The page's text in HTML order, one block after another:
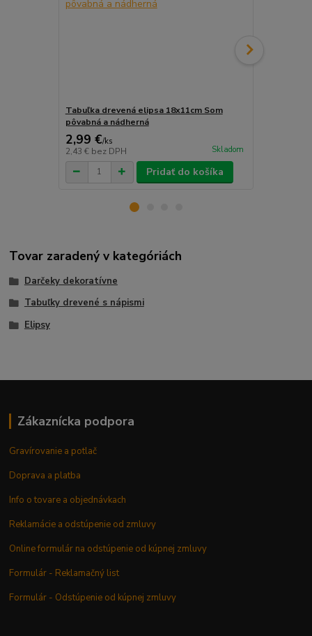
Tabuľka drevená elipsa 18x11cm Som
pôvabná a nádherná
2,99 €/ks
2,43 € bez DPH Skladom
Pridať do košíka
Tovar zaradený v kategóriách
Darčeky dekoratívne
Tabuľky drevené s nápismi
Elipsy
Zákaznícka podpora
Gravírovanie a potlač
Doprava a platba
Info o tovare a objednávkach
Reklamácie a odstúpenie od zmluvy
Online formulár na odstúpenie od kúpnej zmluvy
Formulár - Reklamačný list
Formulár - Odstúpenie od kúpnej zmluvy